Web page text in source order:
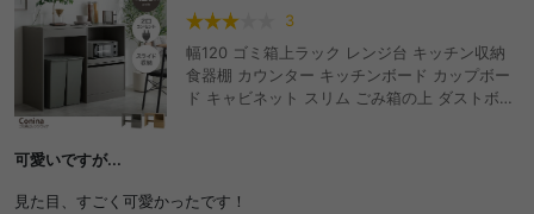
3
幅120 ゴミ箱上ラック レンジ台 キッチン収納
食器棚 カウンター キッチンボード カップボー
ド キャビネット スリム ごみ箱の上 ダストボッ
可愛いですが...
見た目、すごく可愛かったです！